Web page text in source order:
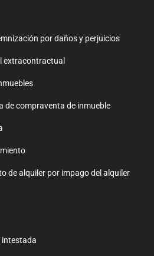
por daños y perjuicios
extracontractual
de compraventa de inmueble
de alquiler por impago del alquiler
intestada